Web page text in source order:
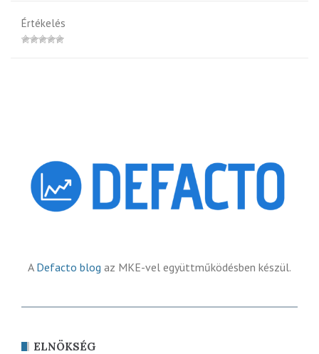
Értékelés
A Defacto blog az MKE-vel együttműködésben készül.
ELNÖKSÉG